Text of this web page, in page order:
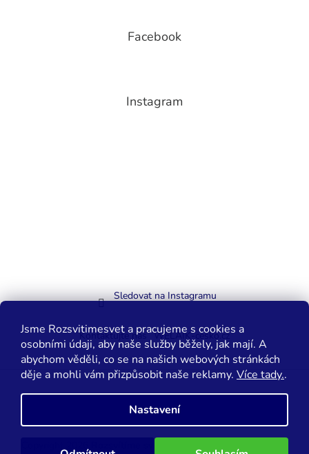
Jsme Rozsvitimesvet a pracujeme s cookies a
osobními údaji, aby naše služby běžely, jak mají. A
abychom věděli, co se na našich webových stránkách
děje a mohli vám přizpůsobit naše reklamy. Více tady..
Nastavení
Facebook
Instagram
Sledovat na Instagramu
Kontaktujte nás WELAIK-cesko.cz
Vytvořil Shoptet
Copyright 2026
. Všechna práva vyhrazena.